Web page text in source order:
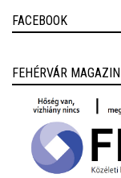
FACEBOOK
FEHÉRVÁR MAGAZIN